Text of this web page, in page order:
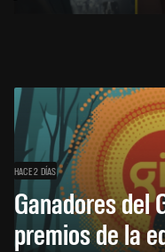
HACE 2 DÍAS
Ganadores del
premios de la